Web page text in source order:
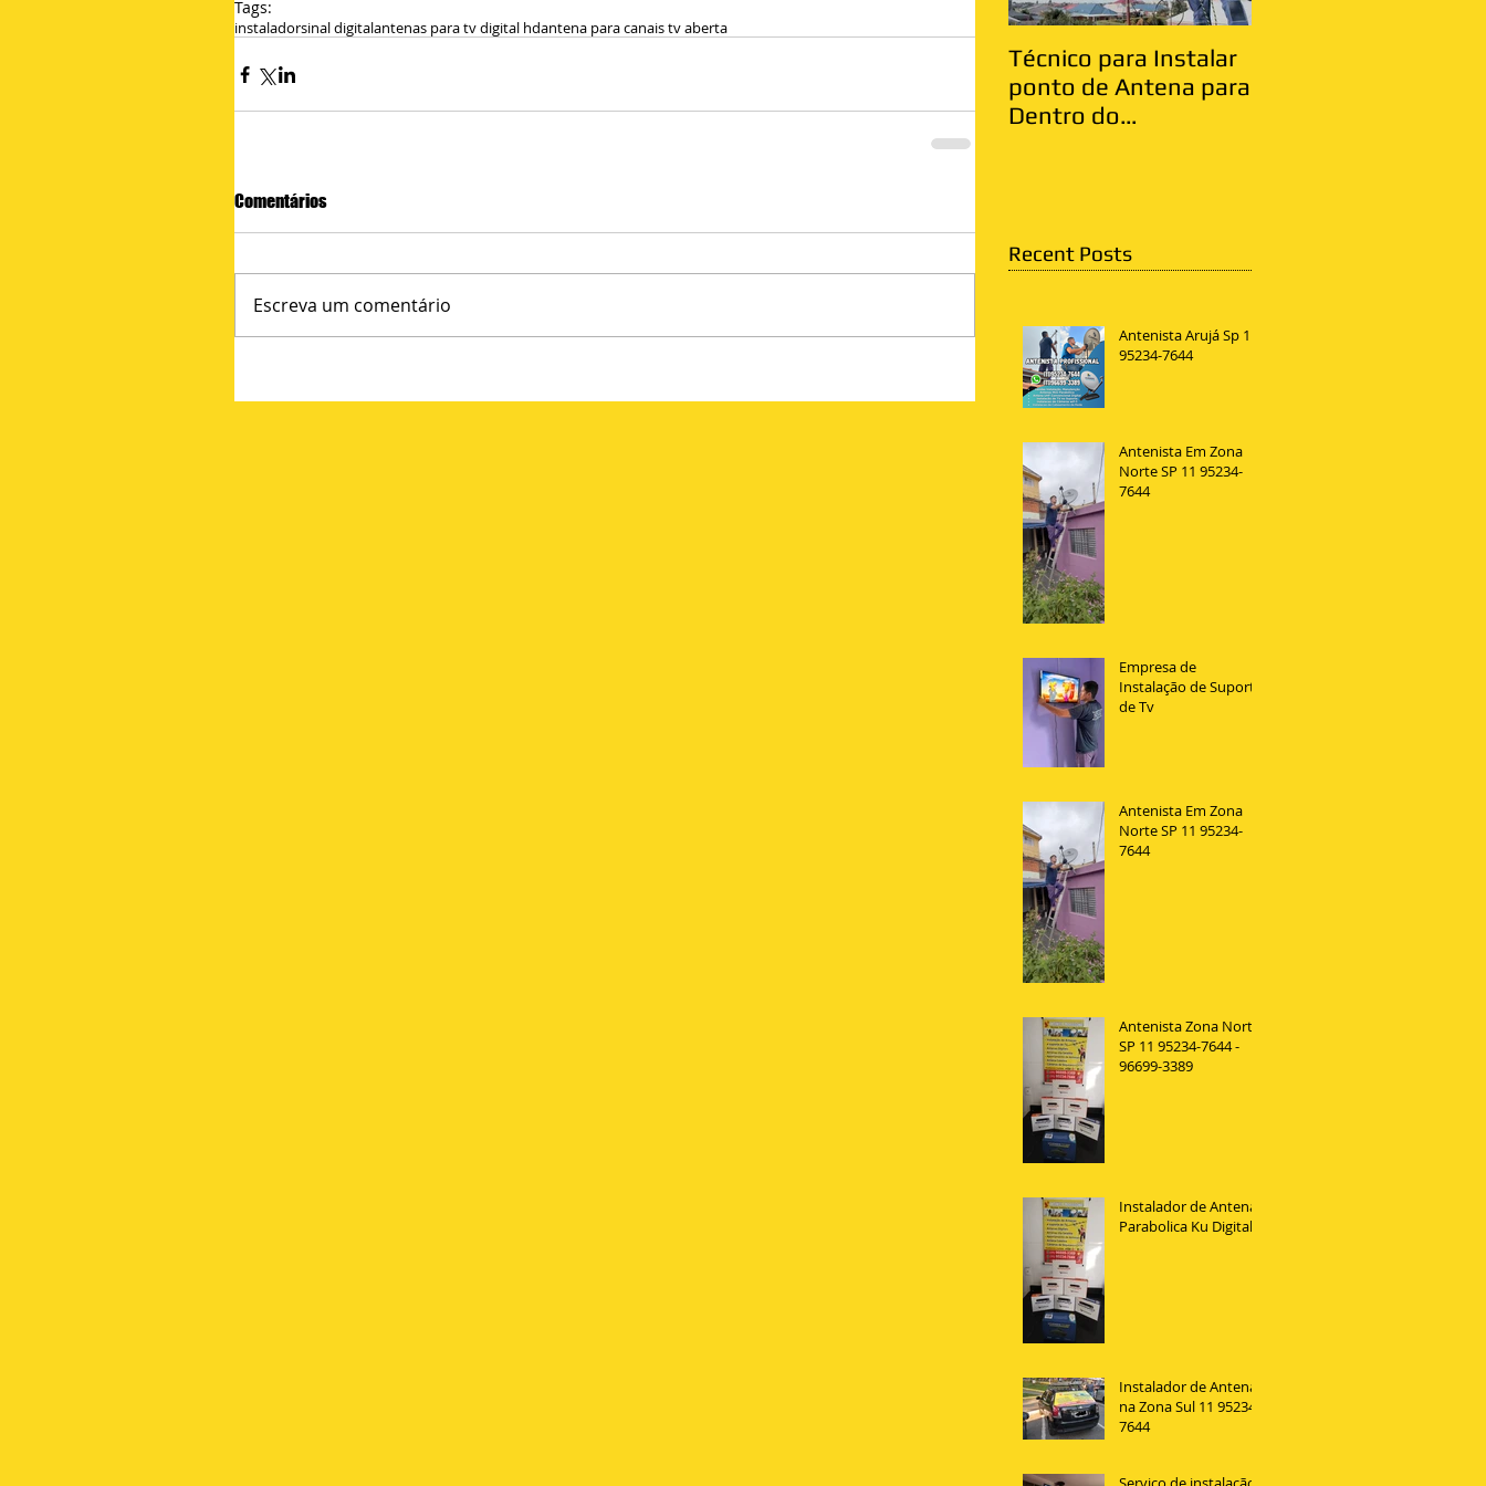
Tags:
instaladorsinal digitalantenas para tv digital hdantena para canais tv aberta
Comentários
Escreva um comentário
Técnico para Instalar
ponto de Antena para
Dentro do
Recent Posts
Antenista Arujá Sp 11
95234-7644
Antenista Em Zona
Norte SP 11 95234-
7644
Empresa de
Instalação de Suporte
de Tv
Antenista Em Zona
Norte SP 11 95234-
7644
Antenista Zona Norte
SP 11 95234-7644 -
96699-3389
Instalador de Antena
Parabolica Ku Digital
Instalador de Antenas
na Zona Sul 11 95234
7644